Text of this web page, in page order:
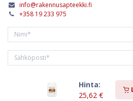
Hinta:
25,62€
info@rakennusapteekki.fi
+358 19 233 975
Tilaa